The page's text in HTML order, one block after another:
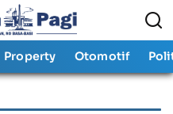
Property Otomotif